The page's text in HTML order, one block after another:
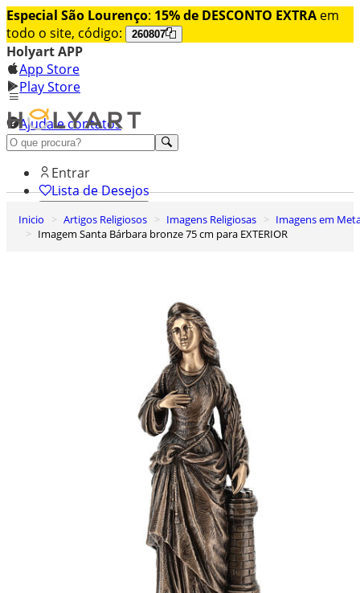
Especial São Lourenço: 15% de DESCONTO EXTRA em
todo o site, código:
260807
Holyart APP
App Store
Play Store
Ajuda e contatos
Conheça premium
Entrar
Lista de Desejos
0
Carrinho de Compras
Inicio Artigos Religiosos Imagens Religiosas
Imagens em
Imagem Santa Bárbara bronze 75 cm para EXTERIOR